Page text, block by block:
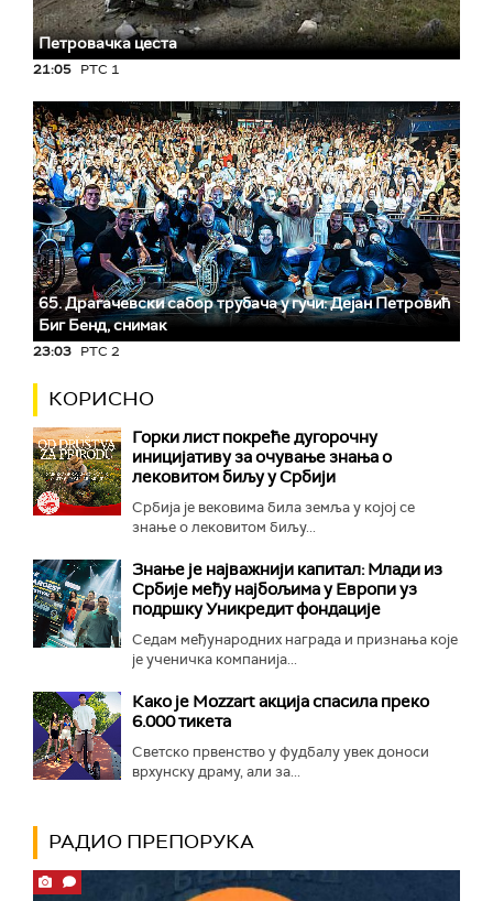
Петровачка цеста
21:05 РТС 1
65. Драгачевски сабор трубача у гучи: Дејан Петровић
Биг Бeнд, снимак
23:03 РТС 2
КОРИСНО
Горки лист покреће дугорочну
иницијативу за очување знања о
лековитом биљу у Србији
Србија је вековима била земља у којој се
знање о лековитом биљу...
Знање је најважнији капитал: Млади из
Србије међу најбољима у Европи уз
подршку Уникредит фондације
Седам међународних награда и признања које
је ученичка компанија...
Како је Mozzart акција спасила преко
6.000 тикета
Светско првенство у фудбалу увек доноси
врхунску драму, али за...
РАДИО ПРЕПОРУКА